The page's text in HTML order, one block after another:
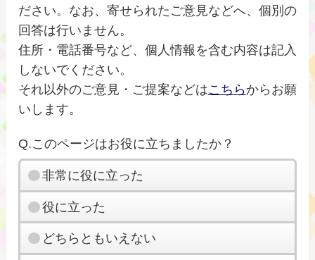
ださい。なお、寄せられたご意見などへ、個別の
回答は行いません。
住所・電話番号など、個人情報を含む内容は記入
しないでください。
それ以外のご意見・ご提案などはこちらからお願
いします。
Q.このページはお役に立ちましたか？
非常に役に立った
役に立った
どちらともいえない